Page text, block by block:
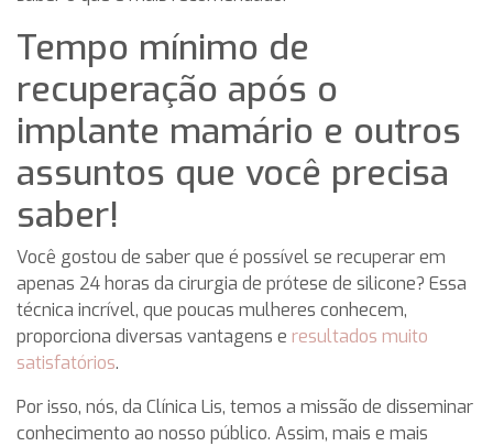
Tempo mínimo de
recuperação após o
implante mamário e outros
assuntos que você precisa
saber!
Você gostou de saber que é possível se recuperar em
apenas 24 horas da cirurgia de prótese de silicone? Essa
técnica incrível, que poucas mulheres conhecem,
proporciona diversas vantagens e resultados muito
satisfatórios.
Por isso, nós, da Clínica Lis, temos a missão de disseminar
conhecimento ao nosso público. Assim, mais e mais